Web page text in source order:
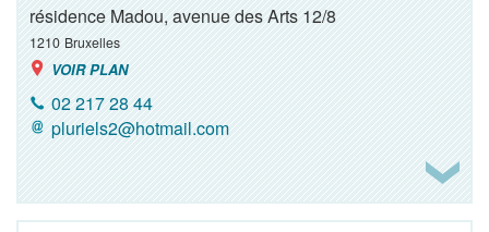
résidence Madou, avenue des Arts 12/8
1210 Bruxelles
VOIR PLAN
02 217 28 44
pluriels2@hotmail.com